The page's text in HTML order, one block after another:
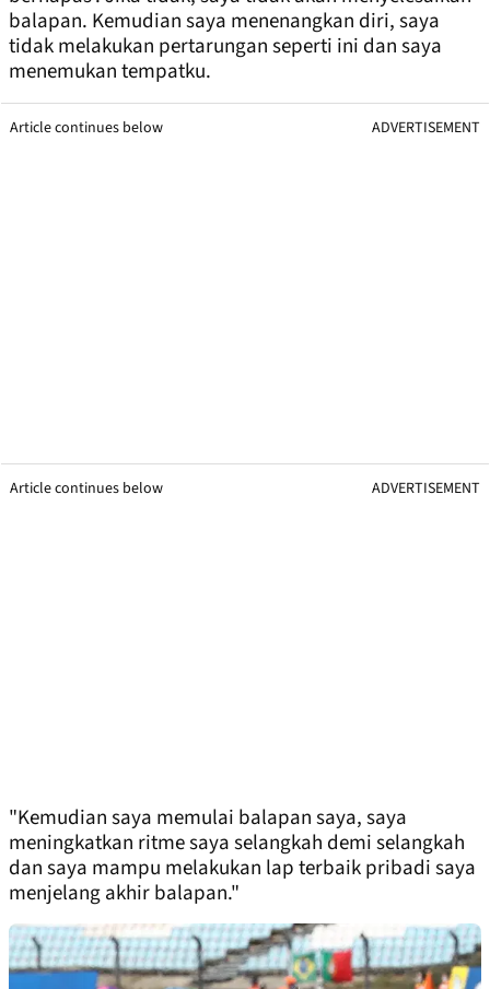
balapan. Kemudian saya menenangkan diri, saya
tidak melakukan pertarungan seperti ini dan saya
menemukan tempatku.
Article continues below ADVERTISEMENT
Article continues below ADVERTISEMENT
"Kemudian saya memulai balapan saya, saya
meningkatkan ritme saya selangkah demi selangkah
dan saya mampu melakukan lap terbaik pribadi saya
menjelang akhir balapan."